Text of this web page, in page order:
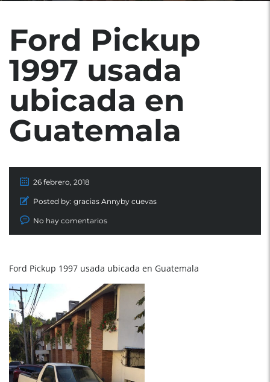
Ford Pickup
1997 usada
ubicada en
Guatemala
26 febrero, 2018
Posted by: gracias Annyby cuevas
No hay comentarios
Ford Pickup 1997 usada ubicada en Guatemala